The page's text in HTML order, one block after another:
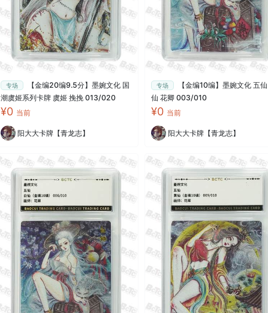
专场
【金编20编9.5分】墨婉文化 国
潮虞姬系列卡牌 虞姬 挽挽 013/020
¥0 当前
阳大大卡牌【青龙志】
专场
【金编10编】墨婉文化 五
仙 花卿 003/010
¥0 当前
阳大大卡牌【青龙志】